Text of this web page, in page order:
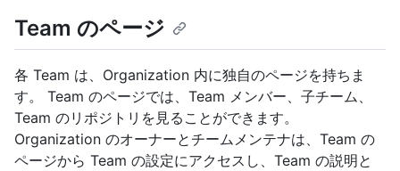
Team のページ
各 Team は、Organization 内に独自のページを持ちま
す。 Team のページでは、Team メンバー、子チーム、
Team のリポジトリを見ることができます。
Organization のオーナーとチームメンテナは、Team の
ページから Team の設定にアクセスし、Team の説明と